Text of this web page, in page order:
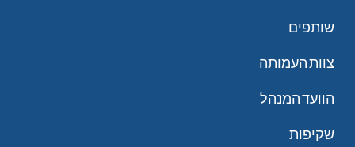
שותפים
צוות העמותה
הוועד המנהל
שקיפות